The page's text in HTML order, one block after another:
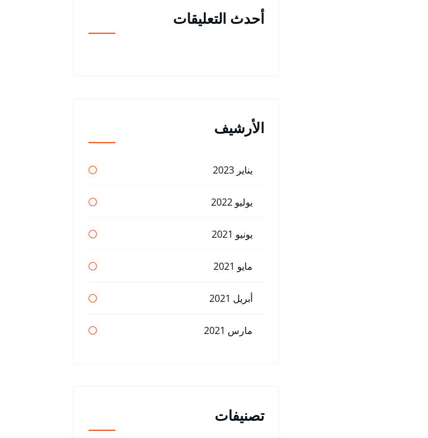
أحدث التعليقات
الأرشيف
يناير 2023
يوليو 2022
يونيو 2021
مايو 2021
أبريل 2021
مارس 2021
تصنيفات